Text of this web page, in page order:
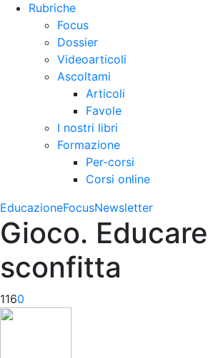
Rubriche
Focus
Dossier
Videoarticoli
Ascoltami
Articoli
Favole
I nostri libri
Formazione
Per-corsi
Corsi online
EducazioneFocusNewsletter
Gioco.
sconfitta
1160